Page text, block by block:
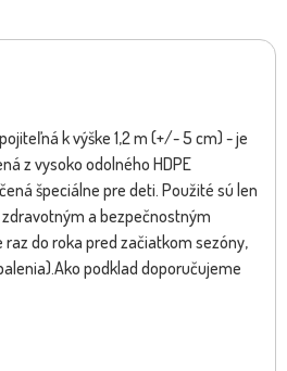
k výške 1,2 m (+/- 5 cm) - je
z vysoko odolného HDPE
špeciálne pre deti. Použité sú len
a bezpečnostným
do roka pred začiatkom sezóny,
podklad doporučujeme